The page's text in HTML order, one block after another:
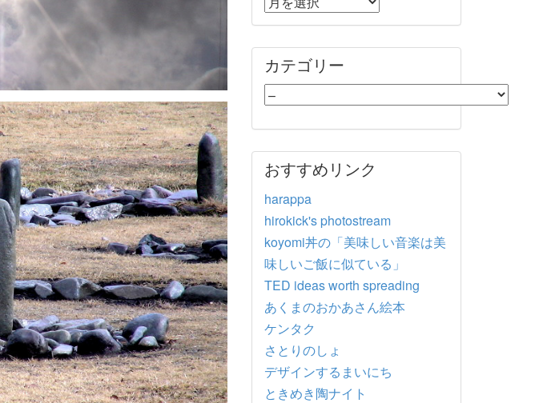
カテゴリー
おすすめリンク
harappa
hirokick's photostream
koyomi丼の「美味しい音楽は美
味しいご飯に似ている」
TED ideas worth spreading
あくまのおかあさん絵本
ケンタク
さとりのしょ
デザインするまいにち
ときめき陶ナイト